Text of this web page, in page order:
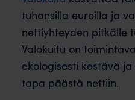
tuhansilla euroilla ja
nettiyhteyden pitkälle
Valokuitu on
ekologisesti kestävä
tapa päästä nettiin.